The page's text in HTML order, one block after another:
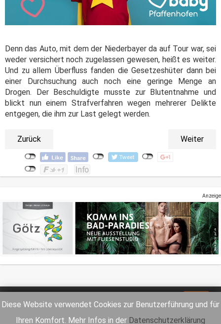
Diese Website verwendet Cookies zur Benutzerführung und für
Ihren Komfort. Mehr Infos in der Datenschutzerklärung
Denn das Auto, mit dem der Niederbayer da auf Tour war, sei
weder versichert noch zugelassen gewesen, heißt es weiter.
Und zu allem Überfluss fanden die Gesetzeshüter dann bei
einer Durchsuchung auch noch eine geringe Menge an
Drogen. Der Beschuldigte musste zur Blutentnahme und
blickt nun einem Strafverfahren wegen mehrerer Delikte
entgegen, die ihm zur Last gelegt werden.
Zurück Weiter
Anzeige